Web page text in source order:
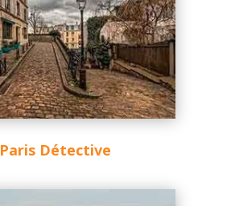
Paris Détective